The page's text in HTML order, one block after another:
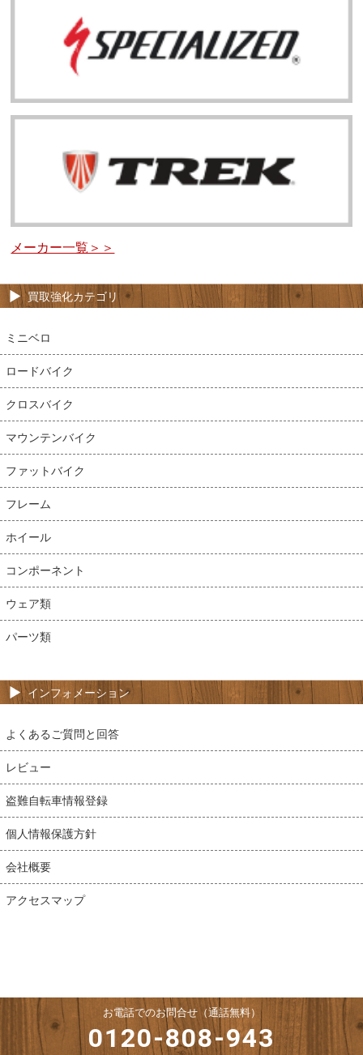
メーカー一覧＞＞
買取強化カテゴリ
ミニベロ
ロードバイク
クロスバイク
マウンテンバイク
ファットバイク
フレーム
ホイール
コンポーネント
ウェア類
パーツ類
インフォメーション
よくあるご質問と回答
レビュー
盗難自転車情報登録
個人情報保護方針
会社概要
アクセスマップ
お電話でのお問合せ（通話無料）
0120-808-943